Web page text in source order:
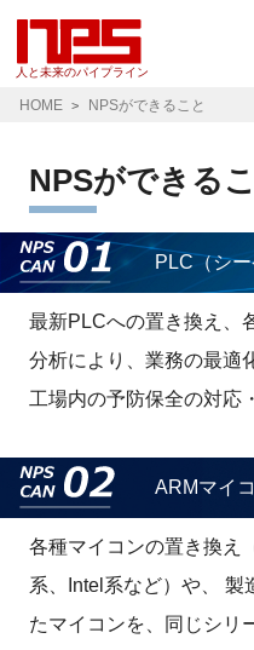
人と未来のパイプライン
HOME NPSができること
NPSができる
PLC（シ
最新PLCへの置き換え、
分析により、業務の最適
工場内の予防保全の対応
ARMマイ
各種マイコンの置き換え
系、Intel系など）や、
製
たマイコンを、同じシリ